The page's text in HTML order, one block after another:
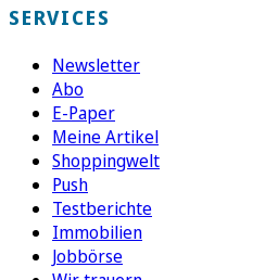
SERVICES
Newsletter
Abo
E-Paper
Meine Artikel
Shoppingwelt
Push
Testberichte
Immobilien
Jobbörse